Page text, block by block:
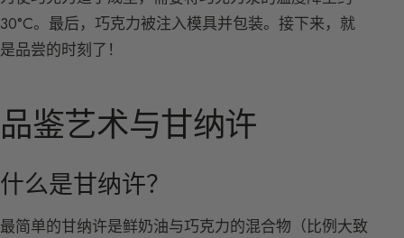
30°C。最后，巧克力被注入模具并包装。接下来，就
是品尝的时刻了！
品鉴艺术与甘纳许
什么是甘纳许？
最简单的甘纳许是鲜奶油与巧克力的混合物（比例大致